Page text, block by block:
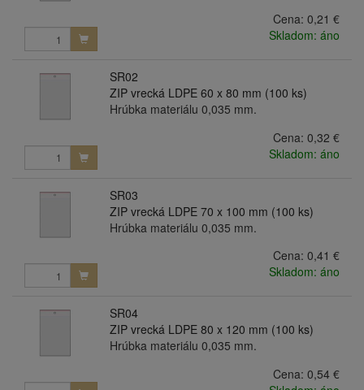
Cena: 0,21 €
Skladom: áno
SR02
ZIP vrecká LDPE 60 x 80 mm (100 ks)
Hrúbka materiálu 0,035 mm.
Cena: 0,32 €
Skladom: áno
SR03
ZIP vrecká LDPE 70 x 100 mm (100 ks)
Hrúbka materiálu 0,035 mm.
Cena: 0,41 €
Skladom: áno
SR04
ZIP vrecká LDPE 80 x 120 mm (100 ks)
Hrúbka materiálu 0,035 mm.
Cena: 0,54 €